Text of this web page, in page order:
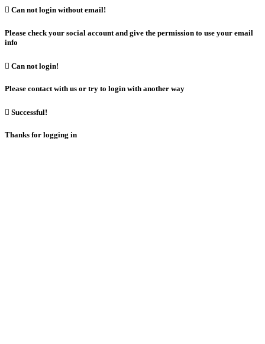
 Can not login without email!
Please check your social account and give the permission to use your email
info
 Can not login!
Please contact with us or try to login with another way
 Successful!
Thanks for logging in